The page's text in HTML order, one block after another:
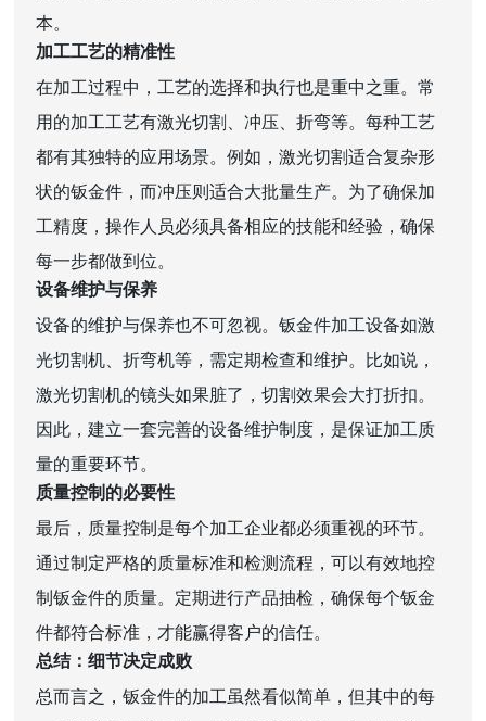
本。
加工工艺的精准性
在加工过程中，工艺的选择和执行也是重中之重。常
用的加工工艺有激光切割、冲压、折弯等。每种工艺
都有其独特的应用场景。例如，激光切割适合复杂形
状的钣金件，而冲压则适合大批量生产。为了确保加
工精度，操作人员必须具备相应的技能和经验，确保
每一步都做到位。
设备维护与保养
设备的维护与保养也不可忽视。钣金件加工设备如激
光切割机、折弯机等，需定期检查和维护。比如说，
激光切割机的镜头如果脏了，切割效果会大打折扣。
因此，建立一套完善的设备维护制度，是保证加工质
量的重要环节。
质量控制的必要性
最后，质量控制是每个加工企业都必须重视的环节。
通过制定严格的质量标准和检测流程，可以有效地控
制钣金件的质量。定期进行产品抽检，确保每个钣金
件都符合标准，才能赢得客户的信任。
总结：细节决定成败
总而言之，钣金件的加工虽然看似简单，但其中的每